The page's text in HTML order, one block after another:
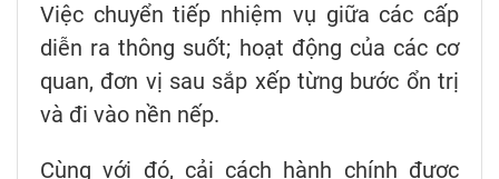
Việc chuyển tiếp nhiệm vụ giữa các cấp
diễn ra thông suốt; hoạt động của các cơ
quan, đơn vị sau sắp xếp từng bước ổn trị
và đi vào nền nếp.
Cùng với đó, cải cách hành chính được